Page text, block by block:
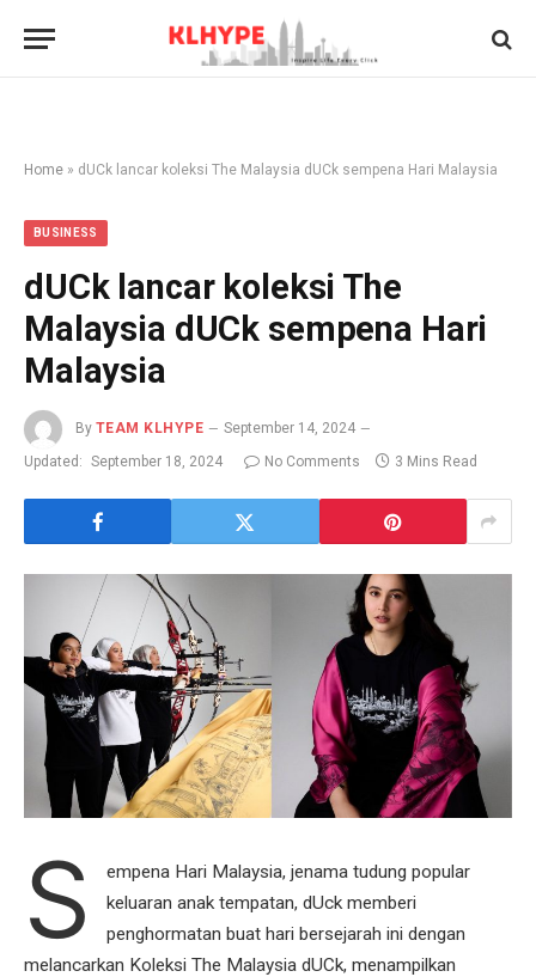
Home » dUCk lancar koleksi The Malaysia dUCk sempena Hari Malaysia
BUSINESS
dUCk lancar koleksi The
Malaysia dUCk sempena Hari
Malaysia
By TEAM KLHYPE
September 14, 2024
Updated: September 18, 2024 No Comments 3 Mins Read
S
empena Hari Malaysia, jenama tudung popular
keluaran anak tempatan, dUck memberi
penghormatan buat hari bersejarah ini dengan
melancarkan Koleksi The Malaysia dUCk, menampilkan